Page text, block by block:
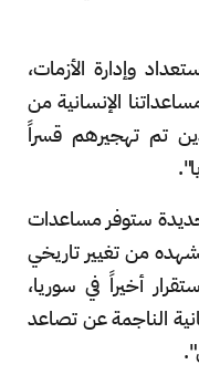
وإدارة الأزمات،
الإنسانية من
تم تهجيرهم قسراً
ستوفر مساعدات
من تغيير تاريخي
أخيراً في سوريا،
الناجمة عن تصاعد